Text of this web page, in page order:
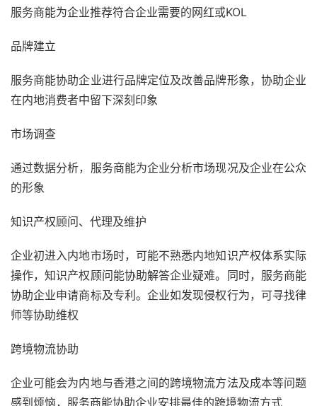
服务商能为企业推荐符合企业需要的网红或KOL
品牌建立
服务商能协助企业进行品牌定位及改善品牌形象，协助企业
在内地消费者中留下深刻印象
市场调查
通过数据分析，服务商能为企业分析市场现况及企业在公众
的形象
知识产权顾问、代理及维护
企业初进入内地市场时，可能不熟悉内地知识产权体系实际
操作，知识产权顾问能协助解答企业疑难。同时，服务商能
协助企业申请商标及专利。企业如发现侵权行为，可寻找律
师等协助维权
跨境物流协助
企业可能会为内地与香港之间的跨境物流方法及成本等问题
感到烦恼，服务商能协助企业安排最佳的跨境物流方式